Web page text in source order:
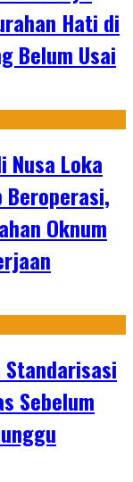
Hati di
Belum Usai
Nusa Loka
Beroperasi,
Oknum
Sebelum